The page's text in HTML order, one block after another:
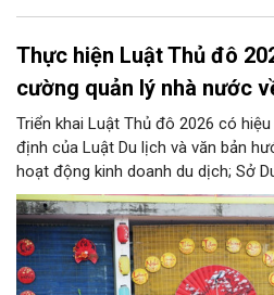
Thực hiện Luật Thủ đô
cường quản lý nhà nước
Triển khai Luật Thủ đô 2026 có
định của Luật Du lịch và văn bản
hoạt động kinh doanh du dịch; Sở
chức, đơn vị, doanh nghiệp kinh
bàn thành phố thực hiện một số
góp phần thực hiện thắng lợi các
Nội năm 2026 và giai đoạn tiếp